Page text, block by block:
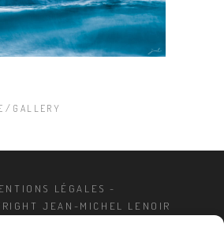
GALLERY
LÉGALES -
JEAN-MICHEL LENOIR